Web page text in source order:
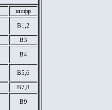
шифр
В1,2
В3
В4
В5,6
В7,8
В9